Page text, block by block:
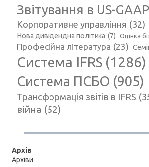
Звітування в US-GAAP
Корпоративне управління (32)
Нова дивідендна політика (7) Оцінка
Професійна література (23)
Система IFRS (1286)
Система ПСБО (905)
Трансформація звітів в IFRS
війна (52)
Архів
Архіви